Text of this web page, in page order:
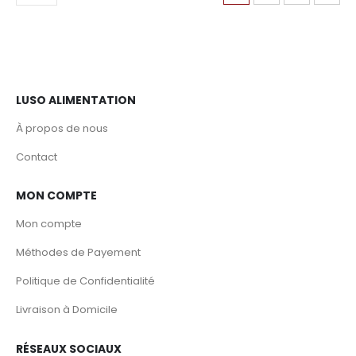
LUSO ALIMENTATION
À propos de nous
Contact
MON COMPTE
Mon compte
Méthodes de Payement
Politique de Confidentialité
Livraison à Domicile
RÉSEAUX SOCIAUX